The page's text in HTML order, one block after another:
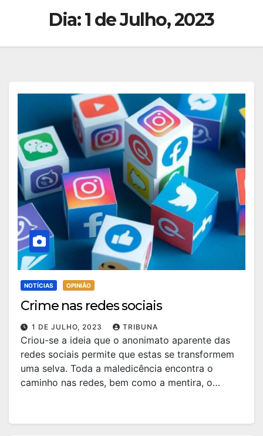
Dia:1 de Julho, 2023
NOTÍCIAS OPINIÃO
Crime nas redes sociais
1 DE JULHO, 2023 TRIBUNA
Criou-se a ideia que o anonimato aparente das
redes sociais permite que estas se transformem
uma selva. Toda a maledicência encontra o
caminho nas redes, bem como a mentira, o…